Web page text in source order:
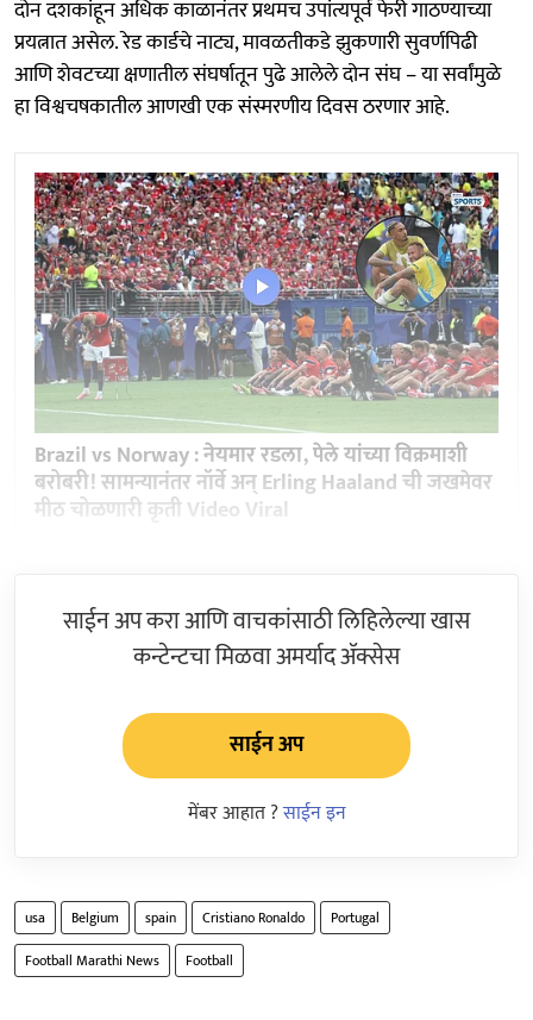
दोन दशकांहून अधिक काळानंतर प्रथमच उपांत्यपूर्व फेरी गाठण्याच्या
प्रयत्नात असेल. रेड कार्डचे नाट्य, मावळतीकडे झुकणारी सुवर्णपिढी
आणि शेवटच्या क्षणातील संघर्षातून पुढे आलेले दोन संघ – या सर्वांमुळे
हा विश्वचषकातील आणखी एक संस्मरणीय दिवस ठरणार आहे.
Brazil vs Norway : नेयमार रडला, पेले यांच्या विक्रमाशी
बरोबरी! सामन्यानंतर नॉर्वे अन् Erling Haaland ची जखमेवर
मीठ चोळणारी कृती Video Viral
साईन अप करा आणि वाचकांसाठी लिहिलेल्या खास
कन्टेन्टचा मिळवा अमर्याद ॲक्सेस
साईन अप
मेंबर आहात ?साईन इन
usa Belgium spain Cristiano Ronaldo
Portugal
Football Marathi News
Football